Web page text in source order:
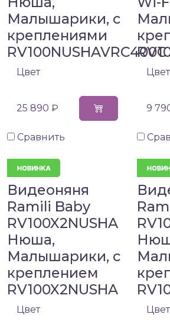
Малышарики, с
креплениями
RV100NUSHAVRC400C
Цвет
25 890 ₽
Сравнить
Цвет
9
Видеоняня
Ramili Baby
RV100X2NUSHA
Нюша,
Малышарики, с
креплением
RV100X2NUSHA
Цвет Цвет